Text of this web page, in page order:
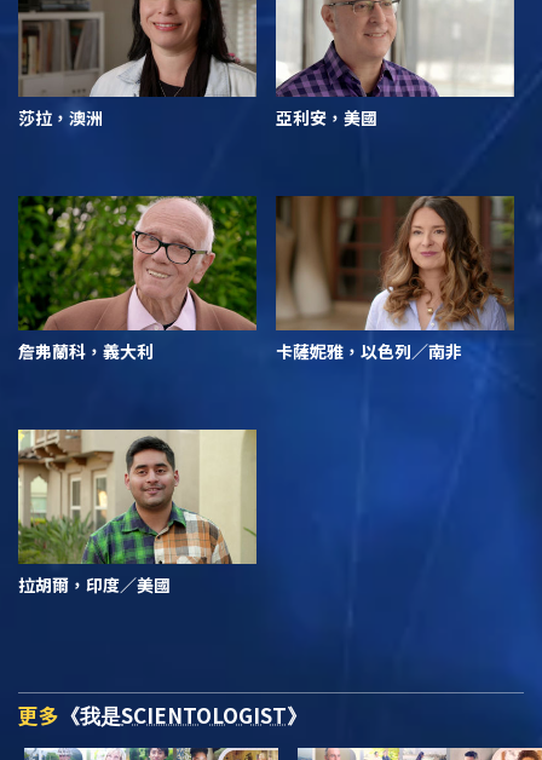
莎拉，澳洲 亞利安，美國
詹弗蘭科，義大利 卡薩妮雅，以色列／南非
拉胡爾，印度／美國
更多 《我是SCIENTOLOGIST》